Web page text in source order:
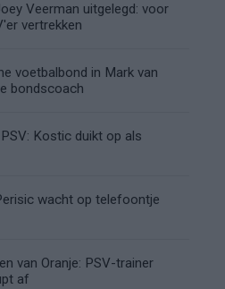
Veerman uitgelegd: voor
vertrekken
voetbalbond in Mark van
bondscoach
Kostic duikt op als
wacht op telefoontje
van Oranje: PSV-trainer
af